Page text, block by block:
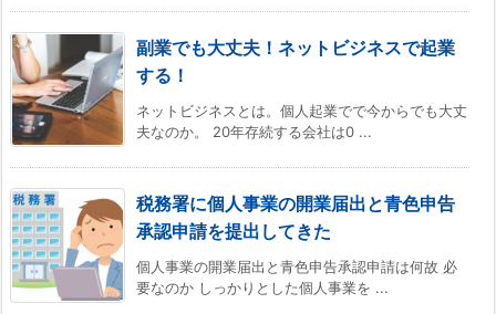
副業でも大丈夫！ネットビジネスで起業
する！
ネットビジネスとは。個人起業でで今からでも大丈
夫なのか。 20年存続する会社は0 ...
税務署に個人事業の開業届出と青色申告
承認申請を提出してきた
個人事業の開業届出と青色申告承認申請は何故 必
要なのか しっかりとした個人事業を ...